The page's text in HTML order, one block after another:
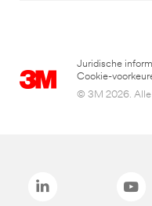
Juridische
Cookie-
© 3M 2026. Alle